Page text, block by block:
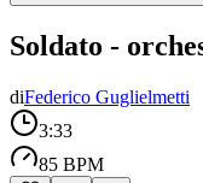
Soldato -
diFederico Guglielmetti
3:33
85 BPM